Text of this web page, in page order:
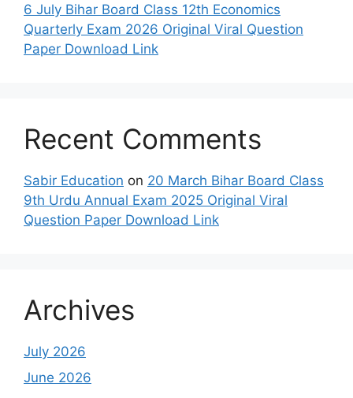
6 July Bihar Board Class 12th Economics
Quarterly Exam 2026 Original Viral Question
Paper Download Link
Recent Comments
Sabir Education on 20 March Bihar Board Class
9th Urdu Annual Exam 2025 Original Viral
Question Paper Download Link
Archives
July 2026
June 2026